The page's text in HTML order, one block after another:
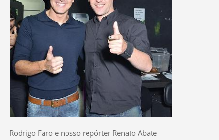
Rodrigo Faro e nosso repórter Renato Abate